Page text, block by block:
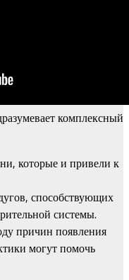
комплексный
которые и привели к
способствующих
системы.
причин появления
могут помочь